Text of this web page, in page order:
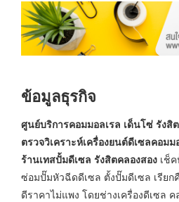
ข้อมูลธุรกิจ
ศูนย์บริการคอมมอลเรล เด็นโซ่ รังสิต
ตรวจวิเคราะห์เครื่องยนต์ดีเซลคอมม
ร้านเทสปั้มดีเซล รังสิตคลองสอง เช็
ซ่อมปั๊มหัวฉีดดีเซล ตั้งปั๊มดีเซล เรียก
ดีราคาไม่แพง โดยช่างเครื่องดีเซล